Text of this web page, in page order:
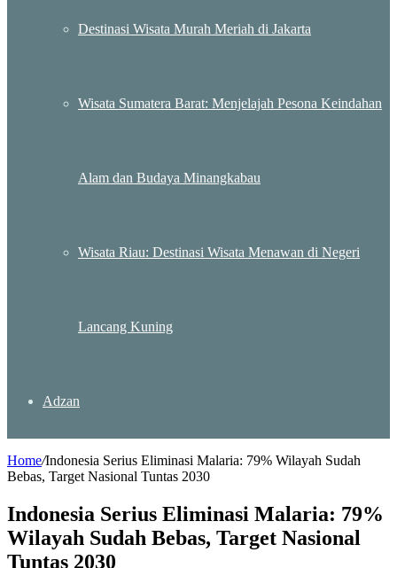
Destinasi Wisata Murah Meriah di Jakarta
Wisata Sumatera Barat: Menjelajah Pesona Keindahan
Alam dan Budaya Minangkabau
Wisata Riau: Destinasi Wisata Menawan di Negeri
Lancang Kuning
Adzan
Home/Indonesia Serius Eliminasi Malaria: 79% Wilayah Sudah
Bebas, Target Nasional Tuntas 2030
Indonesia Serius Eliminasi Malaria: 79%
Wilayah Sudah Bebas, Target Nasional
Tuntas 2030